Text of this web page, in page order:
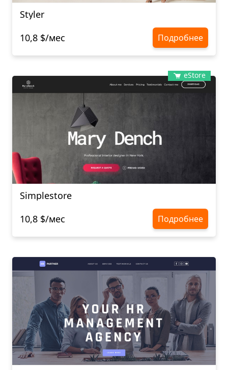
Styler
10,8 $/мес
Подробнее
eStore
Simplestore
10,8 $/мес
Подробнее